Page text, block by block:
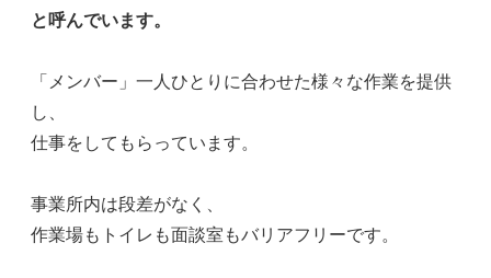
と呼んでいます。
「メンバー」一人ひとりに合わせた様々な作業を提供
し、
仕事をしてもらっています。
事業所内は段差がなく、
作業場もトイレも面談室もバリアフリーです。